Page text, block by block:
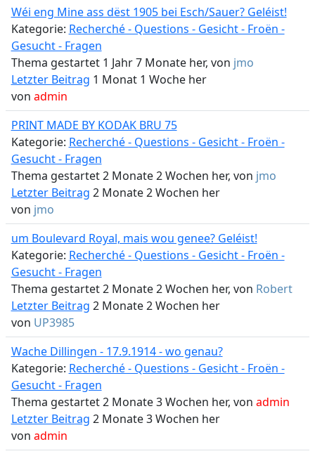
Wéi eng Mine ass dëst 1905 bei Esch/Sauer? Geléist!
Kategorie: Recherché - Questions - Gesicht - Froën -
Gesucht - Fragen
Thema gestartet 1 Jahr 7 Monate her, von jmo
Letzter Beitrag 1 Monat 1 Woche her
von admin
PRINT MADE BY KODAK BRU 75
Kategorie: Recherché - Questions - Gesicht - Froën -
Gesucht - Fragen
Thema gestartet 2 Monate 2 Wochen her, von jmo
Letzter Beitrag 2 Monate 2 Wochen her
von jmo
um Boulevard Royal, mais wou genee? Geléist!
Kategorie: Recherché - Questions - Gesicht - Froën -
Gesucht - Fragen
Thema gestartet 2 Monate 2 Wochen her, von Robert
Letzter Beitrag 2 Monate 2 Wochen her
von UP3985
Wache Dillingen - 17.9.1914 - wo genau?
Kategorie: Recherché - Questions - Gesicht - Froën -
Gesucht - Fragen
Thema gestartet 2 Monate 3 Wochen her, von admin
Letzter Beitrag 2 Monate 3 Wochen her
von admin